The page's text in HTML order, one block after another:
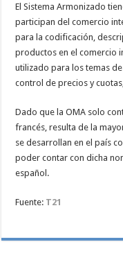
El Sistema Armonizado
participan del comercio
para la codificación,
productos en el comercio
utilizado para los temas
control de precios y
Dado que la OMA solo
francés, resulta de la
se desarrollan en el país
poder contar con dicha
español.
Fuente: T21